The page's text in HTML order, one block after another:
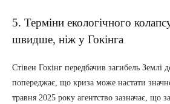
5. Терміни екологічного
швидше, ніж у Гокінга
Стівен Гокінг передбачив загибель
попереджає, що криза може настати
травня 2025 року агентство зазначає, що